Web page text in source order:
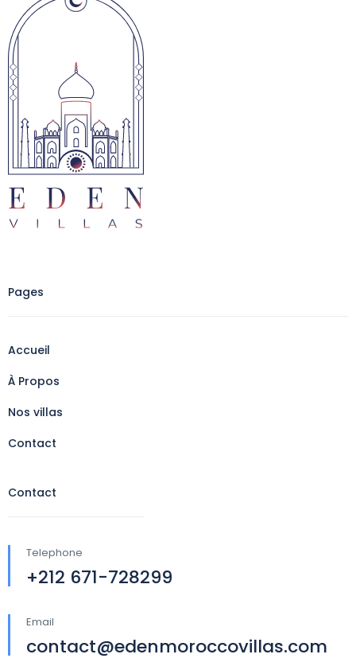
Pages
Accueil
À Propos
Nos villas
Contact
Contact
Telephone
+212 671-728299
Email
contact@edenmoroccovillas.com